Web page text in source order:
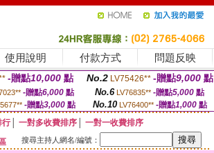
使用說明 付款方式 問題反映
-贈點10,000 點 No.2 LV75426** -贈點9,000 點
-贈點6,000點 No.6 LV76835** -贈點5,000點
-贈點3,000點 No.10 LV76400** -贈點1,000 點
行│ 一對多收費排序
一對一收費排序
搜尋主持人網名/編號：